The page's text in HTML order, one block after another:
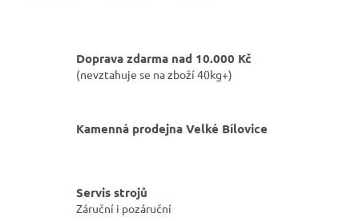
Doprava zdarma nad 10.000 Kč
(nevztahuje se na zboží 40kg+)
Kamenná prodejna Velké Bílovice
Servis strojů
Záruční i pozáruční